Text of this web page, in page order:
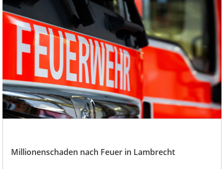
Millionenschaden nach Feuer in Lambrecht